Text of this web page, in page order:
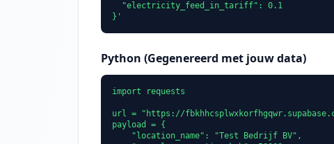
  "electricity_feed_in_tariff": 0.1
}'
Python (Gegenereerd met jouw data)
import requests
url = "https://
payload = {
    "location_name": "Test Bedrijf BV",